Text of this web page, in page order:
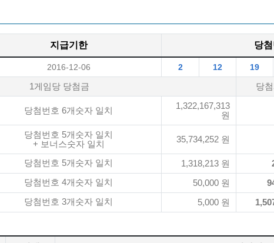
지급기한 당
2016-12-06 2 12 19
1게임당 당첨금 당
당첨번호 6개숫자 일치
1,322,167,313
원
당첨번호 5개숫자 일치
+ 보너스숫자 일치
35,734,252 원
당첨번호 5개숫자 일치 1,318,213 원
당첨번호 4개숫자 일치 50,000 원
당첨번호 3개숫자 일치 5,000 원